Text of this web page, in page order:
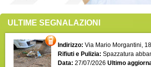
ULTIME SEGNALAZIONI
Indirizzo: Via Mario Morgantini,
Rifiuti e Pulizia: Spazzatura
Data: 27/07/2026 Ultimo